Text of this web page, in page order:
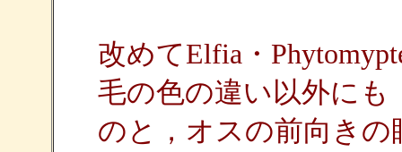
改めてElfia・
毛の色の違い以外にも
のと，オスの前向き